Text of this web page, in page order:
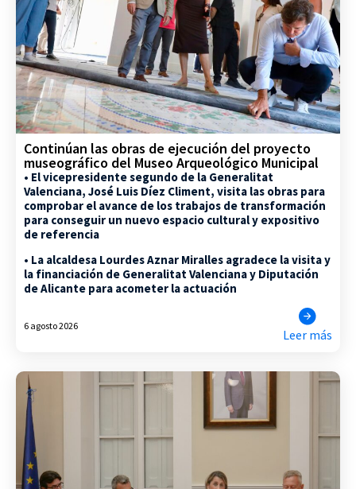
Continúan las obras de ejecución del proyecto
museográfico del Museo Arqueológico Municipal
• El vicepresidente segundo de la Generalitat
Valenciana, José Luis Díez Climent, visita las obras para
comprobar el avance de los trabajos de transformación
para conseguir un nuevo espacio cultural y expositivo
de referencia
• La alcaldesa Lourdes Aznar Miralles agradece la visita y
la financiación de Generalitat Valenciana y Diputación
de Alicante para acometer la actuación
6 agosto 2026
Leer más